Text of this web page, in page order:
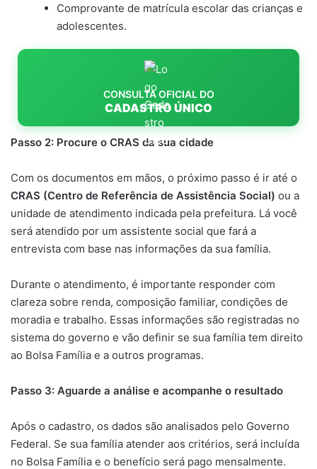
Comprovante de matrícula escolar das crianças e
adolescentes.
CONSULTA OFICIAL DO
CADASTRO ÚNICO
Passo 2: Procure o CRAS da sua cidade
Com os documentos em mãos, o próximo passo é ir até o
CRAS (Centro de Referência de Assistência Social) ou a
unidade de atendimento indicada pela prefeitura. Lá você
será atendido por um assistente social que fará a
entrevista com base nas informações da sua família.
Durante o atendimento, é importante responder com
clareza sobre renda, composição familiar, condições de
moradia e trabalho. Essas informações são registradas no
sistema do governo e vão definir se sua família tem direito
ao Bolsa Família e a outros programas.
Passo 3: Aguarde a análise e acompanhe o resultado
Após o cadastro, os dados são analisados pelo Governo
Federal. Se sua família atender aos critérios, será incluída
no Bolsa Família e o benefício será pago mensalmente.